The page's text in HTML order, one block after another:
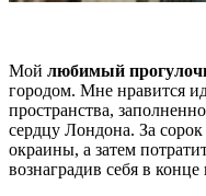
Мой любимый
городом. Мне нравится
пространства,
сердцу Лондона. За
окраины, а затем
вознаградив себя в